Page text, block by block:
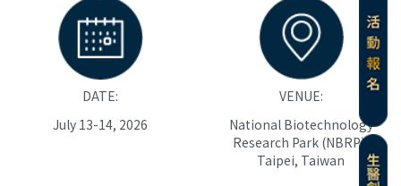
DATE:
July 13-14, 2026
VENUE:
National Biotechnology
Research Park (NBRP),
Taipei, Taiwan